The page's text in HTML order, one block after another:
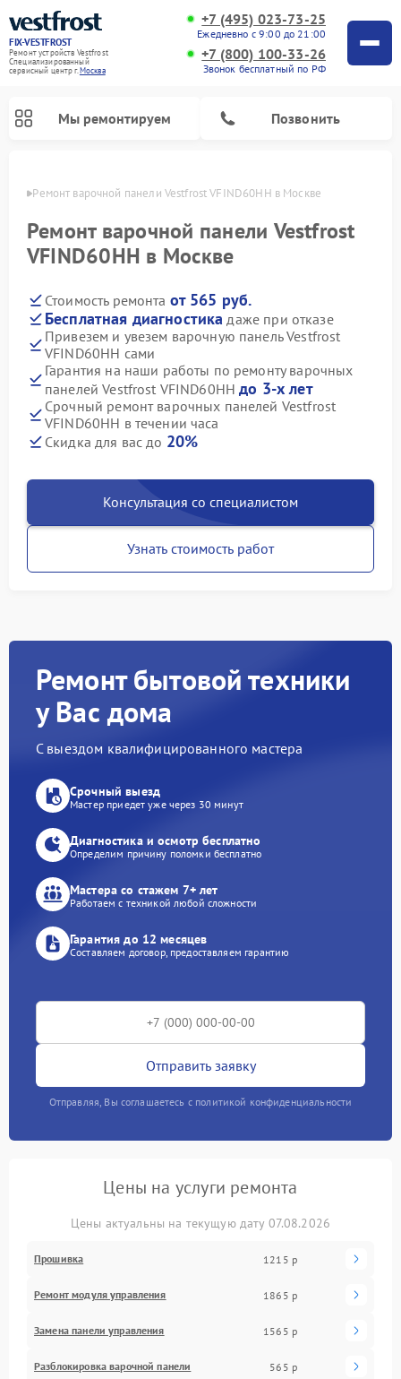
FIX-VESTFROST
Ремонт устройств Vestfrost
Специализированный
cервисный центр г.Москва
+7 (495) 023-73-25
Ежедневно с 9:00 до 21:00
+7 (800) 100-33-26
Звонок бесплатный по РФ
Мы ремонтируем Позвонить
Ремонт варочной панели Vestfrost VFIND60HH в Москве
Ремонт варочной панели Vestfrost
VFIND60HH в Москве
Стоимость ремонта от 565 руб.
Бесплатная диагностика даже при отказе
Привезем и увезем варочную панель Vestfrost
VFIND60HH сами
Гарантия на наши работы по ремонту варочных
панелей Vestfrost VFIND60HHдо 3-х лет
Срочный ремонт варочных панелей Vestfrost
VFIND60HH в течении часа
Скидка для вас до 20%
Консультация со специалистом
Узнать стоимость работ
Ремонт бытовой техники
у Вас дома
С выездом квалифицированного мастера
Срочный выезд
Мастер приедет уже через 30 минут
Диагностика и осмотр бесплатно
Определим причину поломки бесплатно
Мастера со стажем 7+ лет
Работаем с техникой любой сложности
Гарантия до 12 месяцев
Составляем договор, предоставляем гарантию
Отправить заявку
Отправляя, Вы соглашаетесь с политикой конфиденциальности
Цены на услуги ремонта
Цены актуальны на текущую дату 07.08.2026
Прошивка 1215 р
Ремонт модуля управления 1865 р
Замена панели управления 1565 р
Разблокировка варочной панели 565 р